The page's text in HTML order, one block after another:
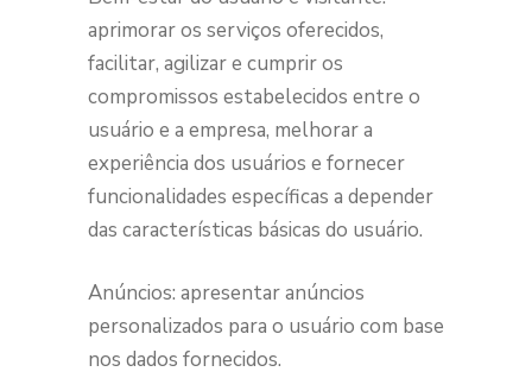
aprimorar os serviços oferecidos,
facilitar, agilizar e cumprir os
compromissos estabelecidos entre o
usuário e a empresa, melhorar a
experiência dos usuários e fornecer
funcionalidades específicas a depender
das características básicas do usuário.
Anúncios: apresentar anúncios
personalizados para o usuário com base
nos dados fornecidos.